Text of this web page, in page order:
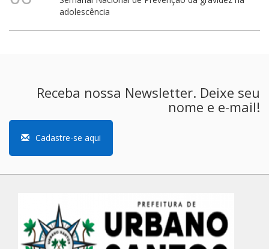
adolescência
Receba nossa Newsletter. Deixe seu
nome e e-mail!
Cadastre-se aqui